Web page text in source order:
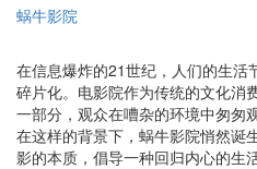
蜗牛影院
在信息爆炸的21世纪，人们的生活
碎片化。电影院作为传统的文化消
一部分，观众在嘈杂的环境中匆匆
在这样的背景下，蜗牛影院悄然诞
影的本质，倡导一种回归内心的生